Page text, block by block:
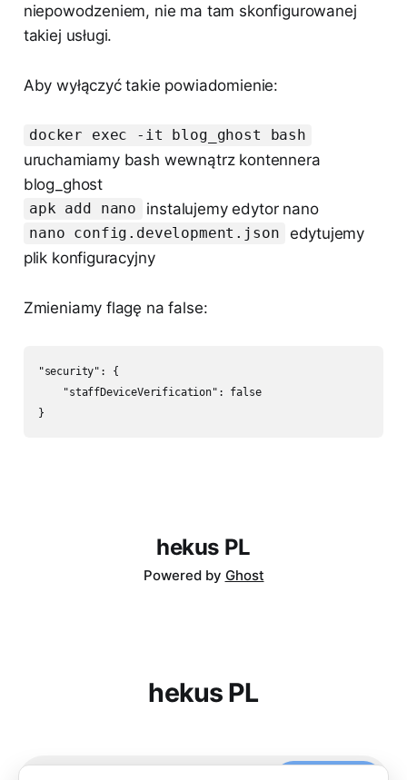
niepowodzeniem, nie ma tam skonfigurowanej
takiej usługi.
Aby wyłączyć takie powiadomienie:
docker exec -it blog_ghost bash
uruchamiamy bash wewnątrz kontennera
blog_ghost
apk add nano instalujemy edytor nano
nano config.development.json
edytujemy
plik konfiguracyjny
Zmieniamy flagę na false:
"security": {
    "staffDeviceVerification": false
}
hekus PL
Powered by Ghost
hekus PL